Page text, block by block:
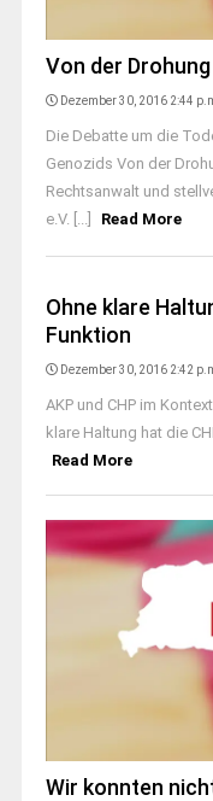
Von der
Dezember 30, 2016 2:44
Die Debatte um die
Genozids Von der
Rechtsanwalt und
e.V. [...]
Read More
Ohne klare
Funktion
Dezember 30, 2016 2:42
AKP und CHP im
klare Haltung hat die
Read More
Wir konnten